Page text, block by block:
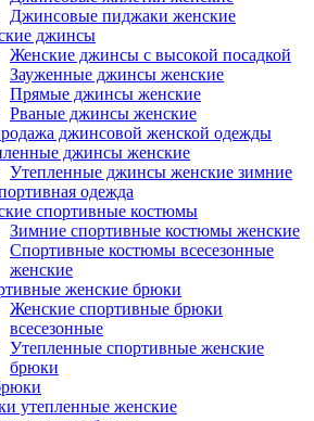
Джинсовые пиджаки женские
джинсы
Женские джинсы с высокой посадкой
Зауженные джинсы женские
Прямые джинсы женские
Рваные джинсы женские
джинсовой женской одежды
джинсы женские
Утепленные джинсы женские зимние
одежда
спортивные костюмы
Зимние спортивные костюмы женские
Спортивные костюмы всесезонные
женские
женские брюки
Женские спортивные брюки
всесезонные
Утепленные спортивные женские
брюки
утепленные женские